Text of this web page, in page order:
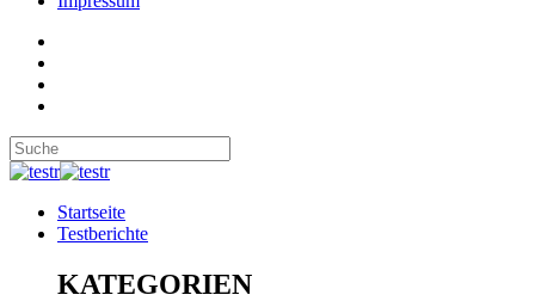
Startseite
Testberichte
KATEGORIEN